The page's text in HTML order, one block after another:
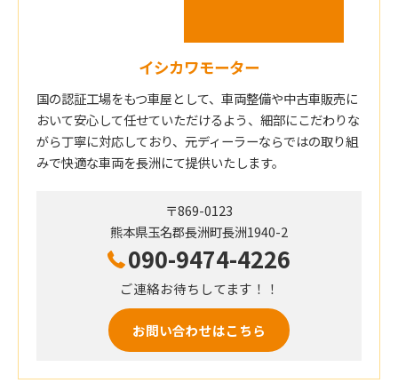
イシカワモーター
国の認証工場をもつ車屋として、車両整備や中古車販売に
おいて安心して任せていただけるよう、細部にこだわりな
がら丁寧に対応しており、元ディーラーならではの取り組
みで快適な車両を長洲にて提供いたします。
〒869-0123
熊本県玉名郡長洲町長洲1940-2
090-9474-4226
ご連絡お待ちしてます！！
お問い合わせはこちら